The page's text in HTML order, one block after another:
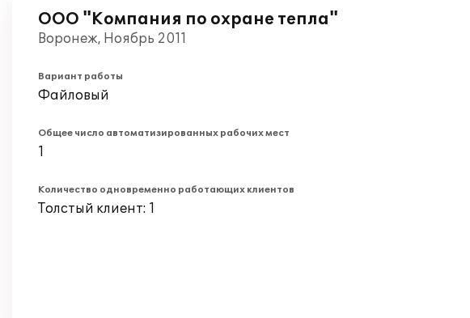
ООО "Компания по охране тепла"
Воронеж, Ноябрь 2011
Вариант работы
Файловый
Общее число автоматизированных рабочих мест
1
Количество одновременно работающих клиентов
Толстый клиент: 1